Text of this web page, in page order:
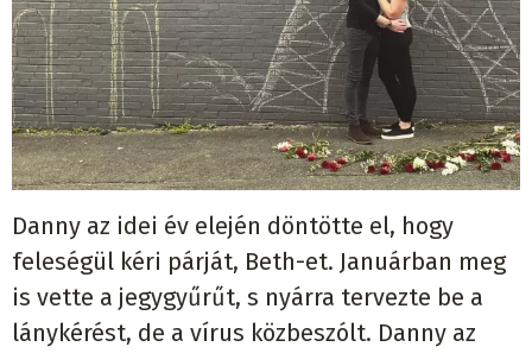
Danny az idei év elején döntötte el, hogy
feleségül kéri párját, Beth-et. Januárban meg
is vette a jegygyűrűt, s nyárra tervezte be a
lánykérést, de a vírus közbeszólt. Danny az